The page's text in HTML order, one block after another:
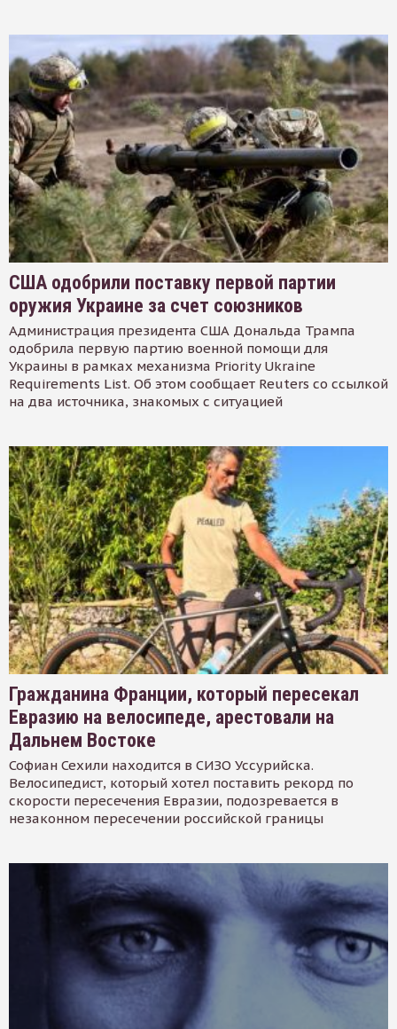
США одобрили поставку первой партии
оружия Украине за счет союзников
Администрация президента США Дональда Трампа
одобрила первую партию военной помощи для
Украины в рамках механизма Priority Ukraine
Requirements List. Об этом сообщает Reuters со ссылкой
на два источника, знакомых с ситуацией
Гражданина Франции, который пересекал
Евразию на велосипеде, арестовали на
Дальнем Востоке
Софиан Сехили находится в СИЗО Уссурийска.
Велосипедист, который хотел поставить рекорд по
скорости пересечения Евразии, подозревается в
незаконном пересечении российской границы